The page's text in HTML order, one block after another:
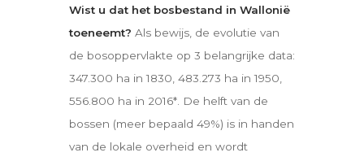
Wist u dat het bosbestand in Wallonië
toeneemt? Als bewijs, de evolutie van
de bosoppervlakte op 3 belangrijke data:
347.300 ha in 1830, 483.273 ha in 1950,
556.800 ha in 2016*. De helft van de
bossen (meer bepaald 49%) is in handen
van de lokale overheid en wordt